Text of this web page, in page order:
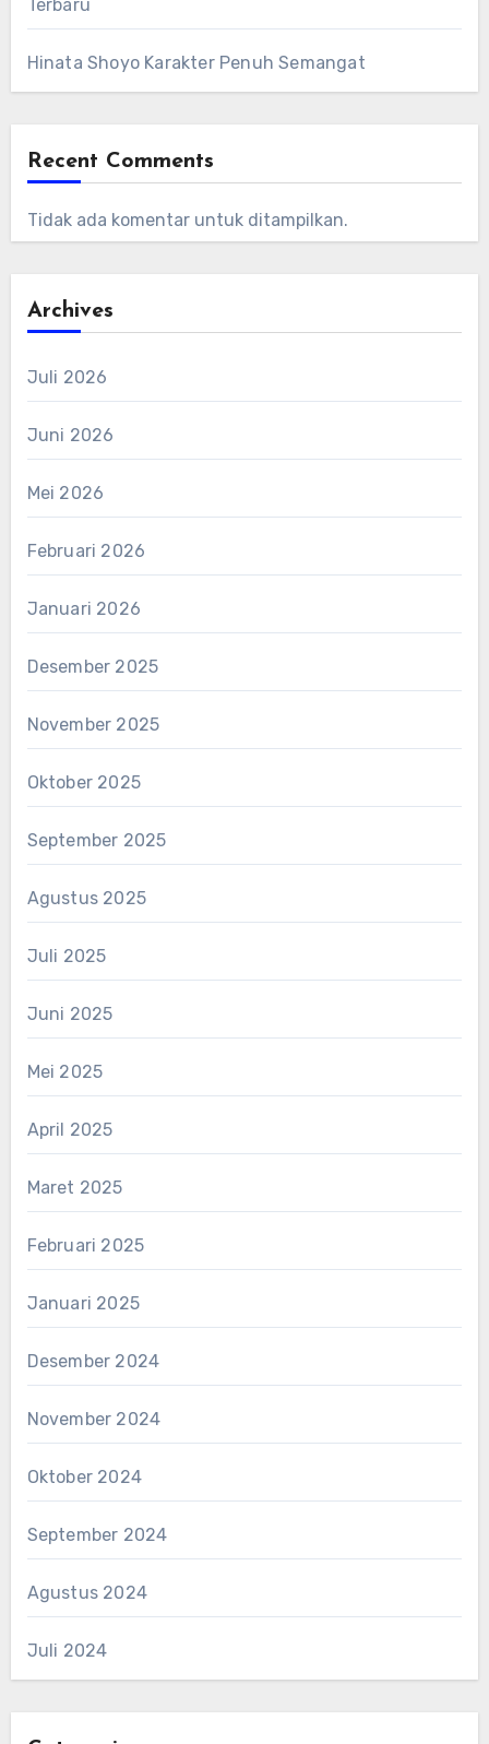
Terbaru
Hinata Shoyo Karakter Penuh Semangat
Recent Comments
Tidak ada komentar untuk ditampilkan.
Archives
Juli 2026
Juni 2026
Mei 2026
Februari 2026
Januari 2026
Desember 2025
November 2025
Oktober 2025
September 2025
Agustus 2025
Juli 2025
Juni 2025
Mei 2025
April 2025
Maret 2025
Februari 2025
Januari 2025
Desember 2024
November 2024
Oktober 2024
September 2024
Agustus 2024
Juli 2024